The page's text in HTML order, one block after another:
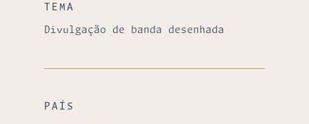
TEMA
Divulgação de banda desenhada
PAÍS